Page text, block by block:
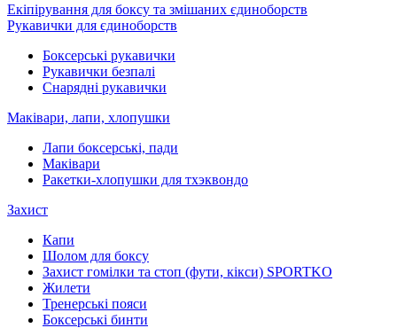
Екіпірування для боксу та змішаних єдиноборств
Рукавички для єдиноборств
Боксерські рукавички
Рукавички безпалі
Снарядні рукавички
Маківари, лапи, хлопушки
Лапи боксерські, пади
Маківари
Ракетки-хлопушки для тхэквондо
Захист
Капи
Шолом для боксу
Захист гомілки та стоп (фути, кікси) SPORTKO
Жилети
Тренерські пояси
Боксерські бинти